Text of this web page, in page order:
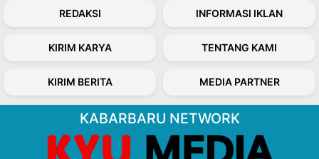
REDAKSI INFORMASI IKLAN
KIRIM KARYA TENTANG KAMI
KIRIM BERITA MEDIA PARTNER
KABARBARU NETWORK